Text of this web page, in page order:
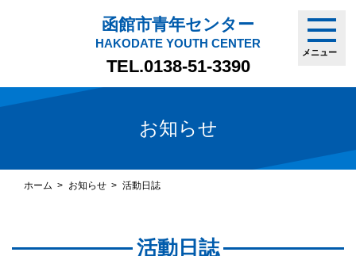
函館市青年センター
HAKODATE YOUTH CENTER
TEL.0138-51-3390
メニュー
お知らせ
ホーム お知らせ 活動日誌
活動日誌